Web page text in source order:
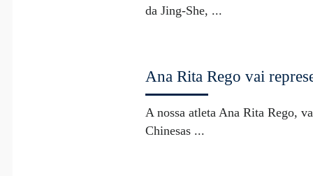
da Jing-She, ...
Ana Rita Rego vai
A nossa atleta Ana Rita Rego,
Chinesas ...